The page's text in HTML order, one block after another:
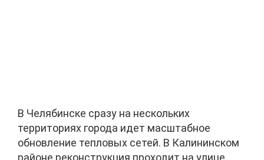
В Челябинске сразу на нескольких
территориях города идет масштабное
обновление тепловых сетей. В Калининском
районе реконструкция проходит на улице